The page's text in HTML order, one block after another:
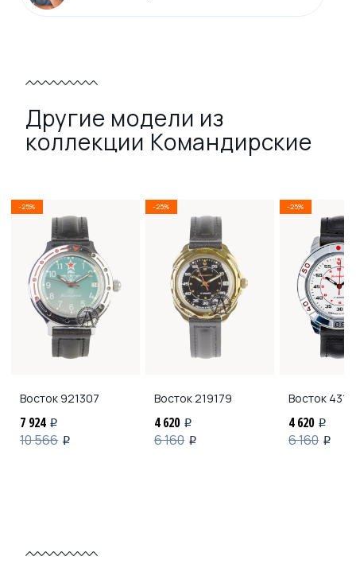
Другие модели из
коллекции Командирские
-25%
Восток 921307
7 924 i
10 566 i
-25%
Восток 219179
4 620 i
6 160 i
-25%
Восток
4 620 i
6 160 i